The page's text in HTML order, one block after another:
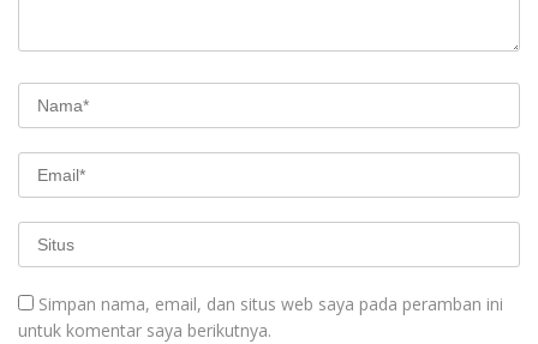
Simpan nama, email, dan situs web saya pada peramban ini
untuk komentar saya berikutnya.